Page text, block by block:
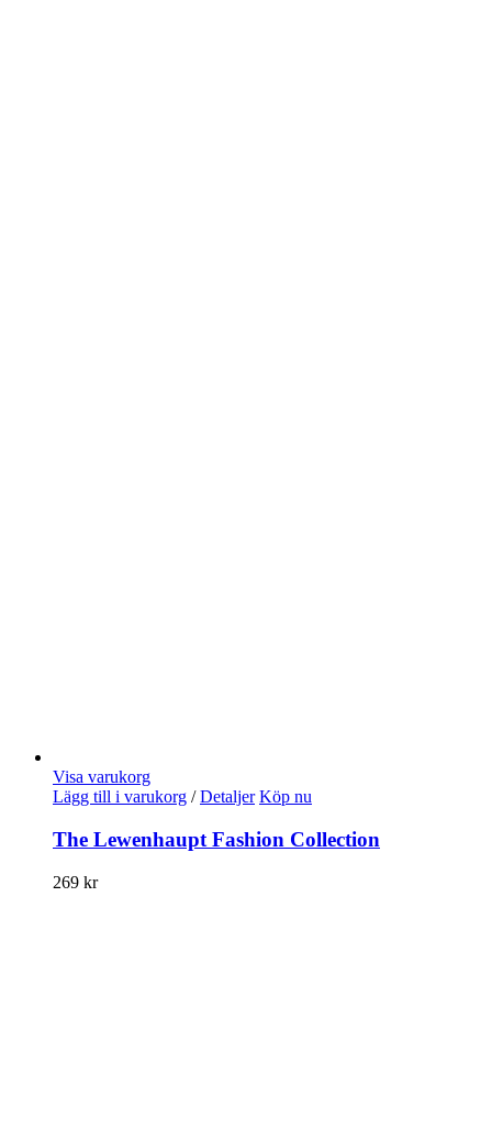
Visa varukorg
Lägg till i varukorg / Detaljer Köp nu
The Lewenhaupt Fashion Collection
269 kr